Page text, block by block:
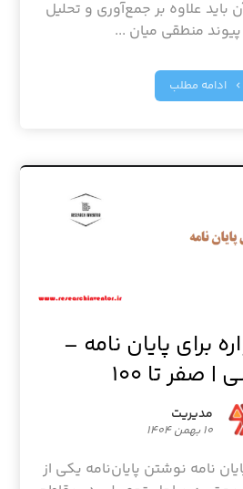
علاوه بر جمع‌آوری و تحلیل
منطقی میان ...
ادامه مطلب
برای پایان نامه –
صفر تا ۱۰۰
مدیریت
۱۰ بهمن ۱۴۰۴
نامه نوشتن پایان‌نامه یکی از